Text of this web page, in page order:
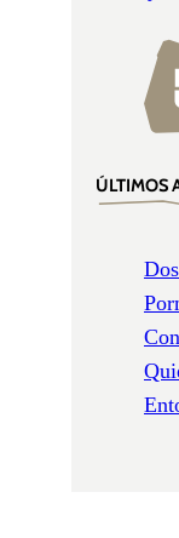
ÚLTIMOS